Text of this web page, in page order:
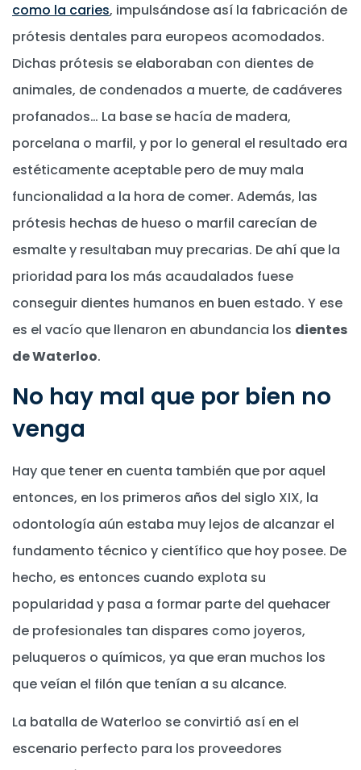
como la caries, impulsándose así la fabricación de
prótesis dentales para europeos acomodados.
Dichas prótesis se elaboraban con dientes de
animales, de condenados a muerte, de cadáveres
profanados… La base se hacía de madera,
porcelana o marfil, y por lo general el resultado era
estéticamente aceptable pero de muy mala
funcionalidad a la hora de comer. Además, las
prótesis hechas de hueso o marfil carecían de
esmalte y resultaban muy precarias. De ahí que la
prioridad para los más acaudalados fuese
conseguir dientes humanos en buen estado. Y ese
es el vacío que llenaron en abundancia los dientes
de Waterloo.
No hay mal que por bien no
venga
Hay que tener en cuenta también que por aquel
entonces, en los primeros años del siglo XIX, la
odontología aún estaba muy lejos de alcanzar el
fundamento técnico y científico que hoy posee. De
hecho, es entonces cuando explota su
popularidad y pasa a formar parte del quehacer
de profesionales tan dispares como joyeros,
peluqueros o químicos, ya que eran muchos los
que veían el filón que tenían a su alcance.
La batalla de Waterloo se convirtió así en el
escenario perfecto para los proveedores